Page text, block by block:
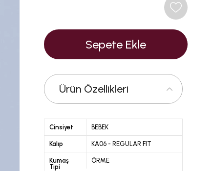
Ürün Özellikleri
Cinsiyet BEBEK
Kalıp KA06 - REGULAR FIT
Kumaş
Tipi
ÖRME